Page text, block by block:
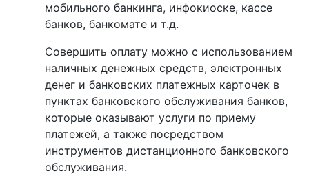
мобильного банкинга, инфокиоске, кассе
банков, банкомате и т.д.
Совершить оплату можно с использованием
наличных денежных средств, электронных
денег и банковских платежных карточек в
пунктах банковского обслуживания банков,
которые оказывают услуги по приему
платежей, а также посредством
инструментов дистанционного банковского
обслуживания.